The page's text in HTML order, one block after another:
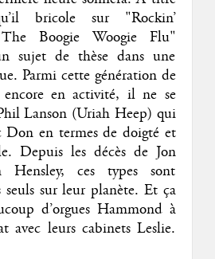
bricole sur "Rockin’
Boogie Woogie Flu"
sujet de thèse dans une
Parmi cette génération de
en activité, il ne se
Lanson (Uriah Heep) qui
Don en termes de doigté et
Depuis les décès de Jon
ces types sont
seuls sur leur planète. Et ça
d’orgues Hammond à
avec leurs cabinets Leslie.